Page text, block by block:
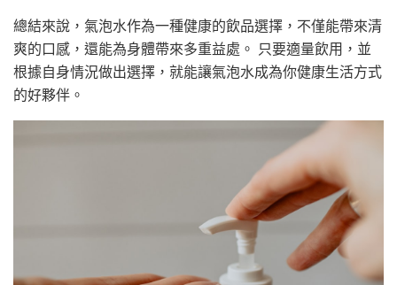
總結來說，氣泡水作為一種健康的飲品選擇，不僅能帶來清
爽的口感，還能為身體帶來多重益處。 只要適量飲用，並
根據自身情況做出選擇，就能讓氣泡水成為你健康生活方式
的好夥伴。